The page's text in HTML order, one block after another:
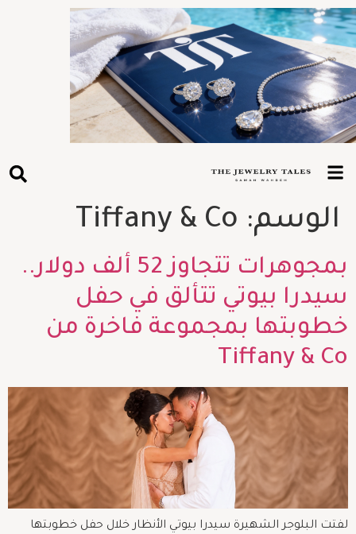
الوسم: Tiffany & Co
بمجوهرات تتجاوز 52 ألف دولار..
سيدرا بيوتي تتألق في حفل
خطوبتها بمجموعة فاخرة من
Tiffany & Co
لفتت البلوجر الشهيرة سيدرا بيوتي الأنظار خلال حفل خطوبتها